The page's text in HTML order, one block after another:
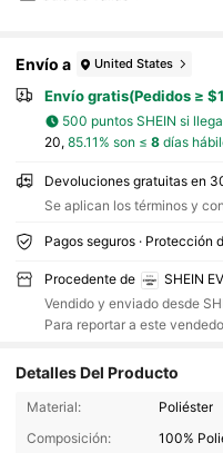
Envío a United States
Envío gratis(Pedidos ≥
500 puntos SHEIN si
20, 85.11% son ≤ 8días
Devoluciones gratuitas en
Se aplican los términos y
Pagos seguros · Protección
Procedente de
SHEIN
Vendido y enviado desde
Para reportar a este
Detalles Del Producto
Material:
Poliéster
Composición:
100%
427K